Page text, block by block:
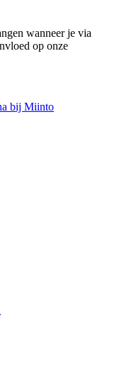
wanneer je via
op onze
bij Miinto